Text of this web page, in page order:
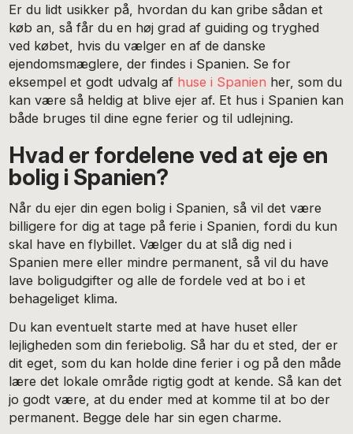
Er du lidt usikker på, hvordan du kan gribe sådan et
køb an, så får du en høj grad af guiding og tryghed
ved købet, hvis du vælger en af de danske
ejendomsmæglere, der findes i Spanien. Se for
eksempel et godt udvalg af huse i Spanien her, som du
kan være så heldig at blive ejer af. Et hus i Spanien kan
både bruges til dine egne ferier og til udlejning.
Hvad er fordelene ved at eje en
bolig i Spanien?
Når du ejer din egen bolig i Spanien, så vil det være
billigere for dig at tage på ferie i Spanien, fordi du kun
skal have en flybillet. Vælger du at slå dig ned i
Spanien mere eller mindre permanent, så vil du have
lave boligudgifter og alle de fordele ved at bo i et
behageliget klima.
Du kan eventuelt starte med at have huset eller
lejligheden som din feriebolig. Så har du et sted, der er
dit eget, som du kan holde dine ferier i og på den måde
lære det lokale område rigtig godt at kende. Så kan det
jo godt være, at du ender med at komme til at bo der
permanent. Begge dele har sin egen charme.